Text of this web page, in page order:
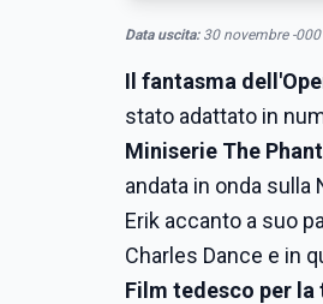
Data uscita:30 novembre -
Il fantasma
stato adattato in
Miniserie The
andata in onda
Erik accanto a suo
Charles Dance e in
Film tedesco per la